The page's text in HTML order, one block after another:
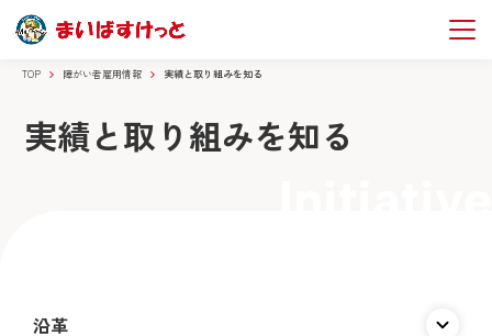
TOP 障がい者雇用情報 実績と取り組みを知る
実績と取り組みを知る
沿革